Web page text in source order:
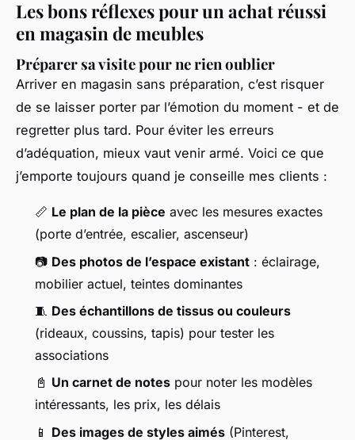
Les bons réflexes pour un achat réussi
en magasin de meubles
Préparer sa visite pour ne rien oublier
Arriver en magasin sans préparation, c’est risquer
de se laisser porter par l’émotion du moment - et de
regretter plus tard. Pour éviter les erreurs
d’adéquation, mieux vaut venir armé. Voici ce que
j’emporte toujours quand je conseille mes clients :
📏 Le plan de la pièce avec les mesures exactes
(porte d’entrée, escalier, ascenseur)
📷 Des photos de l’espace existant : éclairage,
mobilier actuel, teintes dominantes
🧵 Des échantillons de tissus ou couleurs
(rideaux, coussins, tapis) pour tester les
associations
📓 Un carnet de notes pour noter les modèles
intéressants, les prix, les délais
📱 Des images de styles aimés (Pinterest,